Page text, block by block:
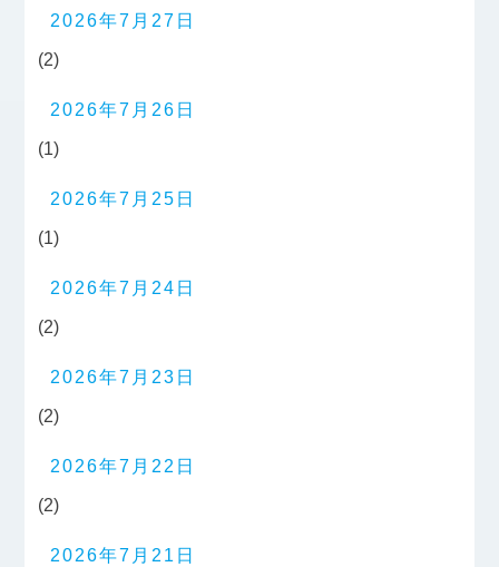
2026年7月27日
(2)
2026年7月26日
(1)
2026年7月25日
(1)
2026年7月24日
(2)
2026年7月23日
(2)
2026年7月22日
(2)
2026年7月21日